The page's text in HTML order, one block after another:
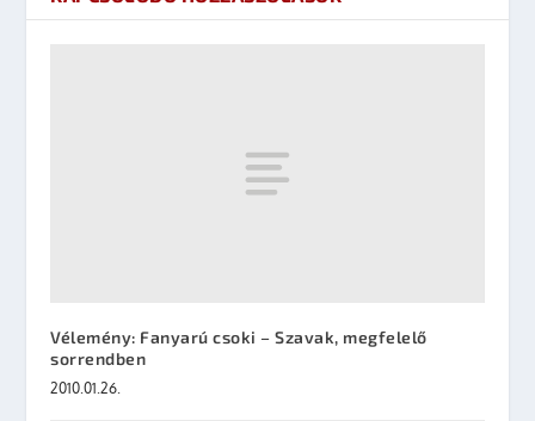
Vélemény: Fanyarú csoki – Szavak, megfelelő
sorrendben
2010.01.26.